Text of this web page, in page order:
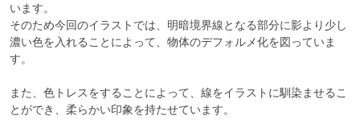
います。
そのため今回のイラストでは、明暗境界線となる部分に影より少し
濃い色を入れることによって、物体のデフォルメ化を図っていま
す。
また、色トレスをすることによって、線をイラストに馴染ませるこ
とができ、柔らかい印象を持たせています。